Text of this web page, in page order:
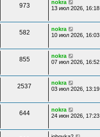
973
nokra
13 июл 2026, 16:18
582
nokra
10 июл 2026, 16:03
855
nokra
07 июл 2026, 16:52
2537
nokra
03 июл 2026, 13:19
644
nokra
24 июн 2026, 17:23